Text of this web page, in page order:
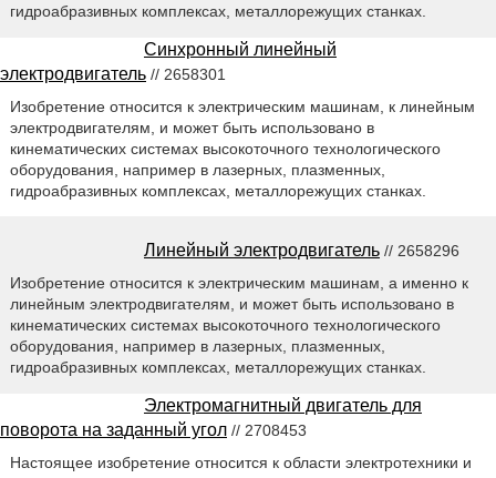
гидроабразивных комплексах, металлорежущих станках.
Синхронный линейный
электродвигатель // 2658301
Изобретение относится к электрическим машинам, к линейным
электродвигателям, и может быть использовано в
кинематических системах высокоточного технологического
оборудования, например в лазерных, плазменных,
гидроабразивных комплексах, металлорежущих станках.
Линейный электродвигатель // 2658296
Изобретение относится к электрическим машинам, а именно к
линейным электродвигателям, и может быть использовано в
кинематических системах высокоточного технологического
оборудования, например в лазерных, плазменных,
гидроабразивных комплексах, металлорежущих станках.
Электромагнитный двигатель для
поворота на заданный угол // 2708453
Настоящее изобретение относится к области электротехники и